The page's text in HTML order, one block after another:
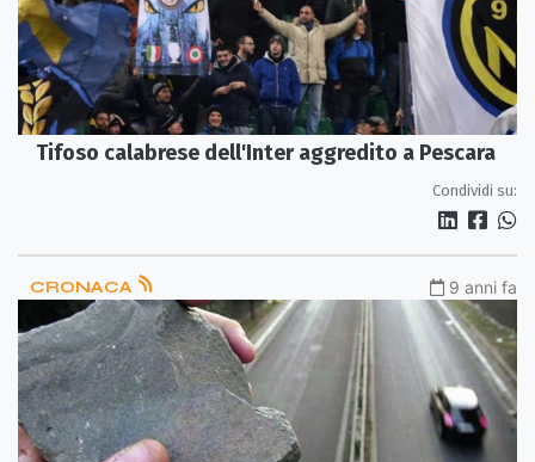
Tifoso calabrese dell'Inter aggredito a Pescara
Condividi su:
CRONACA 9 anni fa